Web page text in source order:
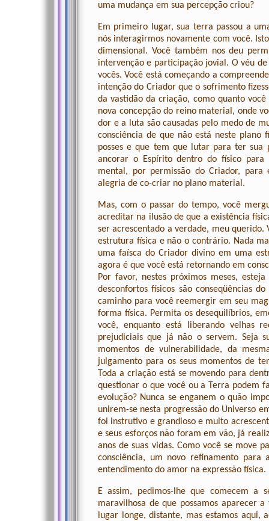
uma mudança em sua percepção criou?
Em primeiro lugar, sua terra passou a
nós interagirmos novamente com você.
dimensional. Você também nos deu
intervenção e participação jovial. O véu
vocês. Você está começando a
intenção do Criador que o sofrimento
da vastidão da criação, como quanto
nova concepção do reino material, onde
dor e a luta são causadas pelo medo de
consciência de que não está neste plano
posses e que tem que lutar para ter sua
ancorar o Espírito dentro do físico para
mental, por permissão do Criador,
alegria de co-criar no plano material.
Mas, com o passar do tempo, você
acreditar na ilusão de que a existência
ser acrescentado a verdade, meu
estrutura física e não o contrário. Nada
uma faísca do Criador divino em uma
agora é que você está retornando em
Por favor, nestes próximos meses,
desconfortos físicos são conseqüências
caminho para você reemergir em seu
forma física. Permita os desequilíbrios,
você, enquanto está liberando velhas
prejudiciais que já não o servem. Seja
momentos de vulnerabilidade, da
julgamento para os seus momentos de
Toda a criação está se movendo para
questionar o que você ou a Terra podem
evolução? Nunca se enganem o quão
unirem-se nesta progressão do Universo
foi instrutivo e grandioso e muito
e seus esforços não foram em vão, já
anos de suas vidas. Como você se move
consciência, um novo refinamento
entendimento do amor na expressão física.
E assim, pedimos-lhe que comecem a
maravilhosa de que possamos aparecer
lugar longe, distante, mas estamos aqui,